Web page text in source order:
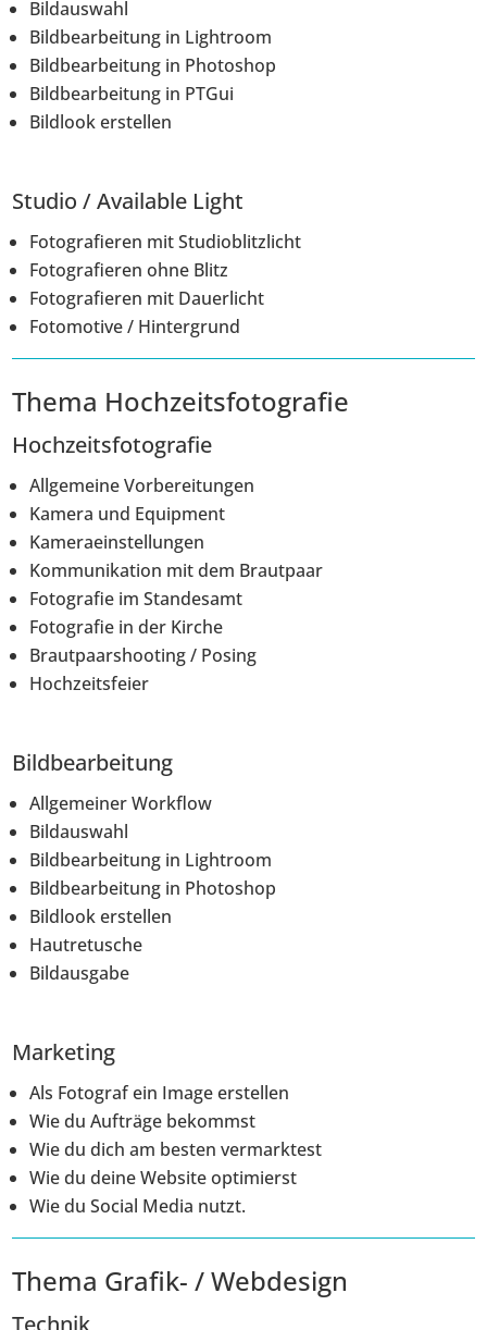
Bildauswahl
Bildbearbeitung in Lightroom
Bildbearbeitung in Photoshop
Bildbearbeitung in PTGui
Bildlook erstellen
Studio / Available Light
Fotografieren mit Studioblitzlicht
Fotografieren ohne Blitz
Fotografieren mit Dauerlicht
Fotomotive / Hintergrund
Thema Hochzeitsfotografie
Hochzeitsfotografie
Allgemeine Vorbereitungen
Kamera und Equipment
Kameraeinstellungen
Kommunikation mit dem Brautpaar
Fotografie im Standesamt
Fotografie in der Kirche
Brautpaarshooting / Posing
Hochzeitsfeier
Bildbearbeitung
Allgemeiner Workflow
Bildauswahl
Bildbearbeitung in Lightroom
Bildbearbeitung in Photoshop
Bildlook erstellen
Hautretusche
Bildausgabe
Marketing
Als Fotograf ein Image erstellen
Wie du Aufträge bekommst
Wie du dich am besten vermarktest
Wie du deine Website optimierst
Wie du Social Media nutzt.
Thema Grafik- / Webdesign